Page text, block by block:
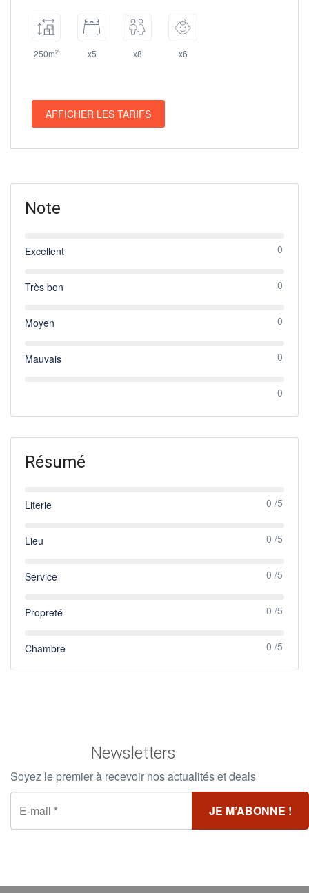
250m2 x5 x8 x6
AFFICHER LES TARIFS
Note
Excellent 0
Très bon 0
Moyen 0
Mauvais 0
0
Résumé
Literie 0 /5
Lieu 0 /5
Service 0 /5
Propreté 0 /5
Chambre 0 /5
Newsletters
Soyez le premier à recevoir nos actualités et deals